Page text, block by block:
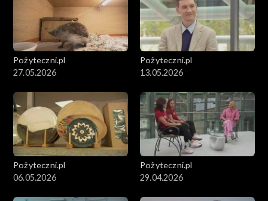
Pożyteczni.pl
27.05.2026
Pożyteczni.pl
13.05.2026
Pożyteczni.pl
06.05.2026
Pożyteczni.pl
29.04.2026